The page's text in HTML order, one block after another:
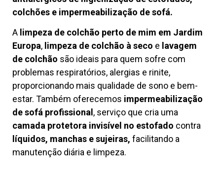
colchões e impermeabilização de sofá.
A limpeza de colchão perto de mim em Jardim
Europa, limpeza de colchão à seco e lavagem
de colchão são ideais para quem sofre com
problemas respiratórios, alergias e rinite,
proporcionando mais qualidade de sono e bem-
estar. Também oferecemos impermeabilização
de sofá profissional , serviço que cria uma
camada protetora invisível no estofado contra
líquidos, manchas e sujeiras, facilitando a
manutenção diária e limpeza.